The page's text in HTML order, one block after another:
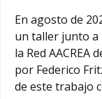
En agosto de
un taller junto a
la Red AACREA
por Federico
de este trabajo